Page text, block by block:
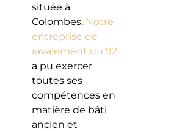
située à
Colombes. Notre
entreprise de
ravalement du 92
a pu exercer
toutes ses
compétences en
matière de bâti
ancien et